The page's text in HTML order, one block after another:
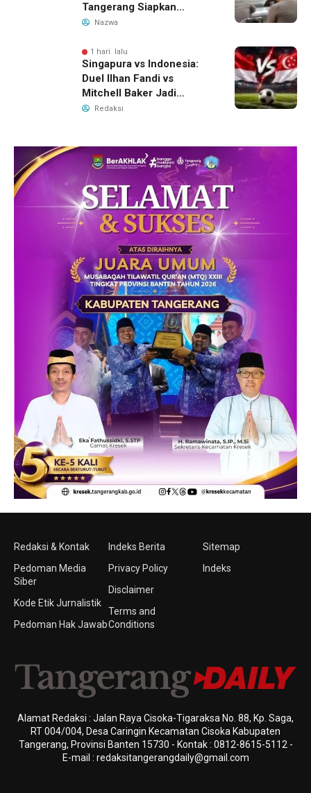
Tangerang Siapkan
Langkah Antisipasi Krisis
Nazwa
1 hari lalu
Singapura vs Indonesia:
Duel Ilhan Fandi vs
Mitchell Baker Jadi
Sorotan di Piala AFF 2026
Redaksi
Redaksi & Kontak
Pedoman Media
Siber
Kode Etik Jurnalistik
Pedoman Hak Jawab
Indeks Berita
Privacy Policy
Disclaimer
Terms and
Conditions
Sitemap
Indeks
Alamat Redaksi : Jalan Raya Cisoka-Tigaraksa No. 88, Kp. Saga,
RT 004/004, Desa Caringin Kecamatan Cisoka Kabupaten
Tangerang, Provinsi Banten 15730 - Kontak : 0812-8615-5112 -
E-mail : redaksitangerangdaily@gmail.com